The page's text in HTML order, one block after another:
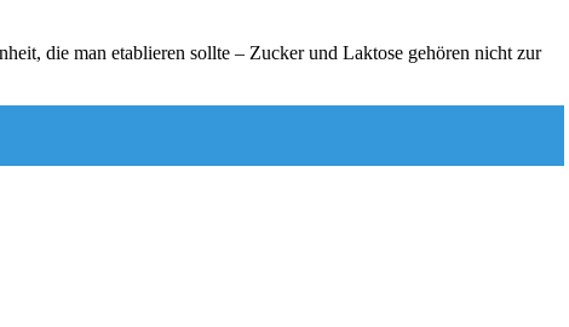
die man etablieren sollte – Zucker und Laktose gehören nicht zur